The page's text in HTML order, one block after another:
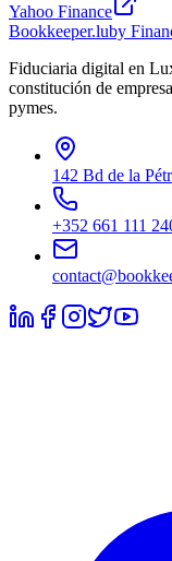
Yahoo Finance
Bookkeeper.luby
Fiduciaria digital en
constitución de
pymes.
142 Bd de la
+352 661 111